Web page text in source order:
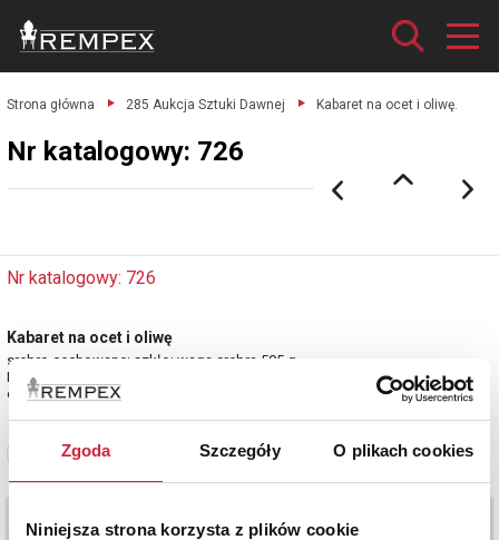
Zgoda Szczegóły O plikach cookies
Niniejsza strona korzysta z plików cookie
Strona główna 285 Aukcja Sztuki Dawnej Kabaret na ocet i oliwę.
Nr katalogowy: 726
Nr katalogowy: 726
Kabaret na ocet i oliwę
srebro cechowane; szkło; waga srebra 505 g.
Belgia, Antwerpia, k. XVIII w.
estymacja: 3 300 - 4 000 zł
Zobacz pełne informacje